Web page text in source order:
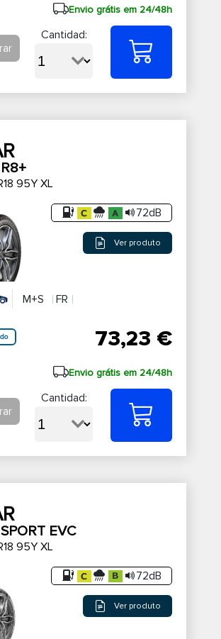
Envio grátis em 24/48h
Cantidad:
95Y XL
72dB
Ver produto
M+S FR
73,23 €
Envio grátis em 24/48h
Cantidad:
EVC
95Y XL
72dB
Ver produto